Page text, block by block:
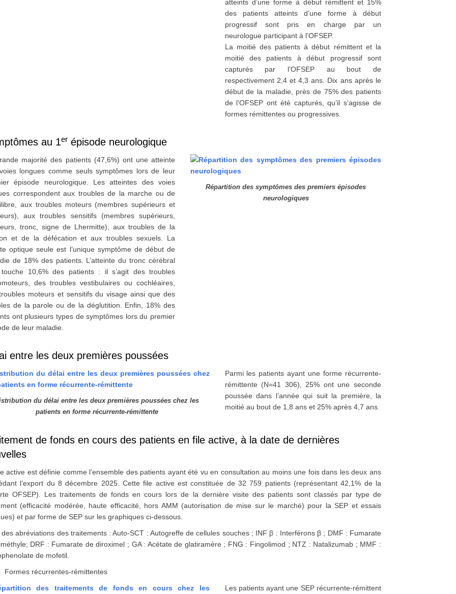
atteints d’une forme à début rémittent et 15%
des patients atteints d’une forme à début
progressif sont pris en charge par un
neurologue participant à l’OFSEP.
La moitié des patients à début rémittent et la
moitié des patients à début progressif sont
capturés par l’OFSEP au bout de
respectivement 2,4 et 4,3 ans. Dix ans après le
début de la maladie, près de 75% des patients
de l’OFSEP ont été capturés, qu’il s’agisse de
formes rémittentes ou progressives.
au 1er épisode neurologique
majorité des patients (47,6%) ont une atteinte
longues comme seuls symptômes lors de leur
épisode neurologique. Les atteintes des voies
correspondent aux troubles de la marche ou de
aux troubles moteurs (membres supérieurs et
aux troubles sensitifs (membres supérieurs,
tronc, signe de Lhermitte), aux troubles de la
et de la défécation et aux troubles sexuels. La
optique seule est l’unique symptôme de début de
de 18% des patients. L’atteinte du tronc cérébral
10,6% des patients : il s’agit des troubles
des troubles vestibulaires ou cochléaires,
moteurs et sensitifs du visage ainsi que des
de la parole ou de la déglutition. Enfin, 18% des
ont plusieurs types de symptômes lors du premier
de leur maladie.
Répartition des symptômes des premiers épisodes
neurologiques
entre les deux premières poussées
du délai entre les deux premières poussées chez les
patients en forme récurrente-rémittente
Parmi les patients ayant une forme récurrente-
rémittente (N=41 306), 25% ont une seconde
poussée dans l’année qui suit la première, la
moitié au bout de 1,8 ans et 25% après 4,7 ans.
de fonds en cours des patients en file active, à la date de dernières
active est définie comme l’ensemble des patients ayant été vu en consultation au moins une fois dans les deux ans
l’export du 8 décembre 2025. Cette file active est constituée de 32 759 patients (représentant 42,1% de la
OFSEP). Les traitements de fonds en cours lors de la dernière visite des patients sont classés par type de
(efficacité modérée, haute efficacité, hors AMM (autorisation de mise sur le marché) pour la SEP et essais
et par forme de SEP sur les graphiques ci-dessous.
des abréviations des traitements : Auto-SCT : Autogreffe de cellules souches ; INF β : Interférons β ; DMF : Fumarate
DRF : Fumarate de diroximel ; GA : Acétate de glatiramère ; FNG : Fingolimod ; NTZ : Natalizumab ; MMF :
de mofetil.
Formes récurrentes-rémittentes
Les patients ayant une SEP récurrente-rémittent